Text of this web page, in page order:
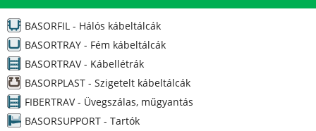
BASORFIL - Hálós kábeltálcák
BASORTRAY - Fém kábeltálcák
BASORTRAV - Kábellétrák
BASORPLAST - Szigetelt kábeltálcák
FIBERTRAV - Üvegszálas, műgyantás
BASORSUPPORT - Tartók